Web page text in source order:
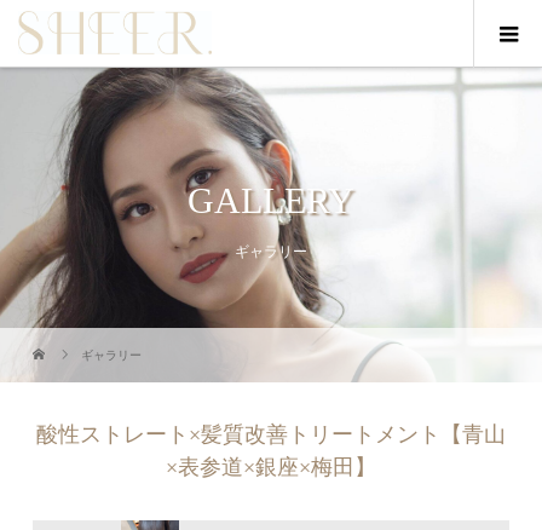
GALLERY
ギャラリー
ギャラリー
酸性ストレート×髪質改善トリートメント【青山
×表参道×銀座×梅田】